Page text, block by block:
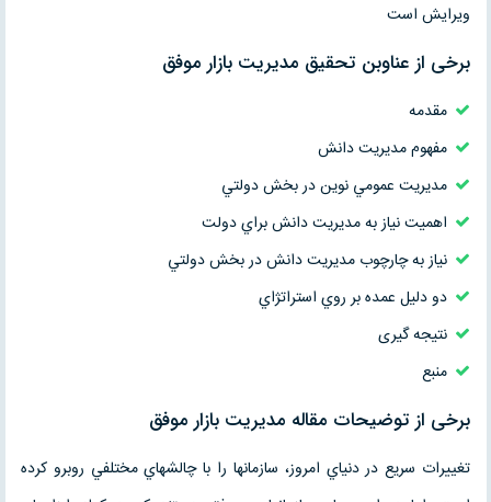
ویرایش است
برخی از عناوبن تحقیق مدیریت بازار موفق
مقدمه
مفهوم مديريت دانش
مديريت عمومي نوين در بخش دولتي
اهميت نياز به مديريت دانش براي دولت
نياز به چارچوب مديريت دانش در بخش دولتي
دو دليل عمده بر روي استراتژاي
نتیجه گیری
منبع
برخی از توضیحات مقاله مدیریت بازار موفق
تغييرات سريع در دنياي امروز، سازمانها را با چالشهاي مختلفي روبرو كرده